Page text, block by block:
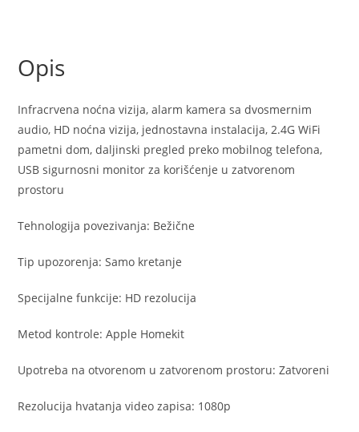
Opis
Infracrvena noćna vizija, alarm kamera sa dvosmernim
audio, HD noćna vizija, jednostavna instalacija, 2.4G WiFi
pametni dom, daljinski pregled preko mobilnog telefona,
USB sigurnosni monitor za korišćenje u zatvorenom
prostoru
Tehnologija povezivanja: Bežične
Tip upozorenja: Samo kretanje
Specijalne funkcije: HD rezolucija
Metod kontrole: Apple Homekit
Upotreba na otvorenom u zatvorenom prostoru: Zatvoreni
Rezolucija hvatanja video zapisa: 1080p